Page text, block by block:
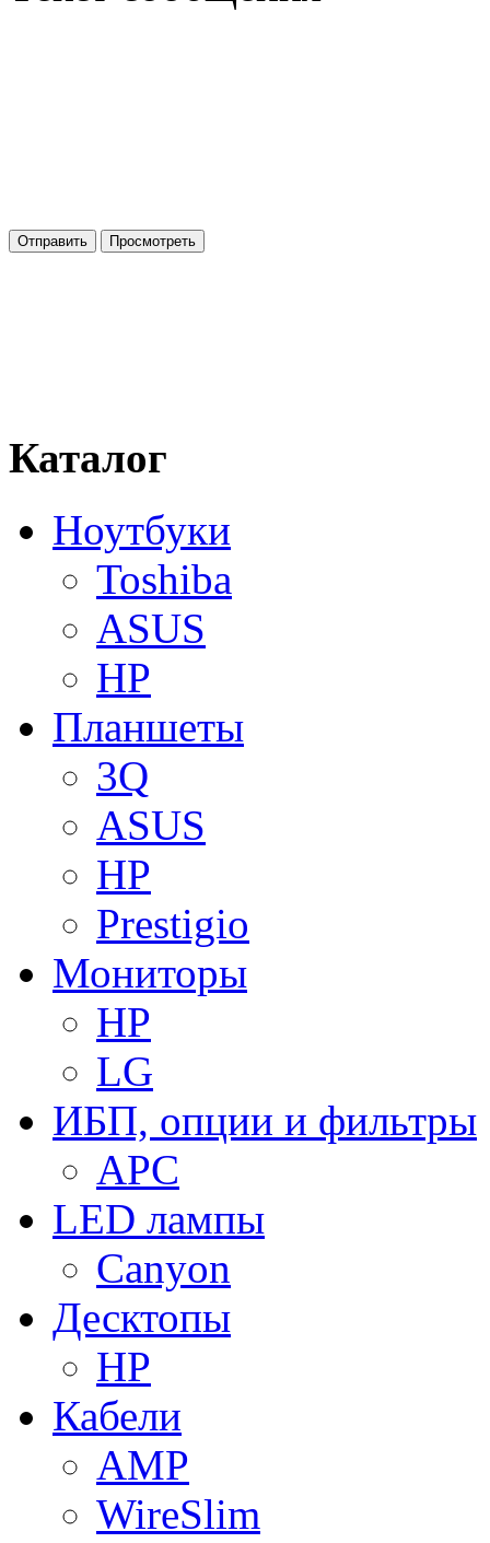
Каталог
Ноутбуки
Toshiba
ASUS
HP
Планшеты
3Q
ASUS
HP
Prestigio
Мониторы
HP
LG
ИБП, опции и фильтры
APC
LED лампы
Canyon
Десктопы
HP
Кабели
AMP
WireSlim